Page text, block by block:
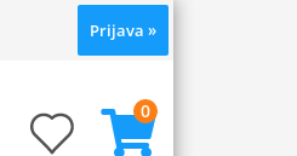
Prijava »
0